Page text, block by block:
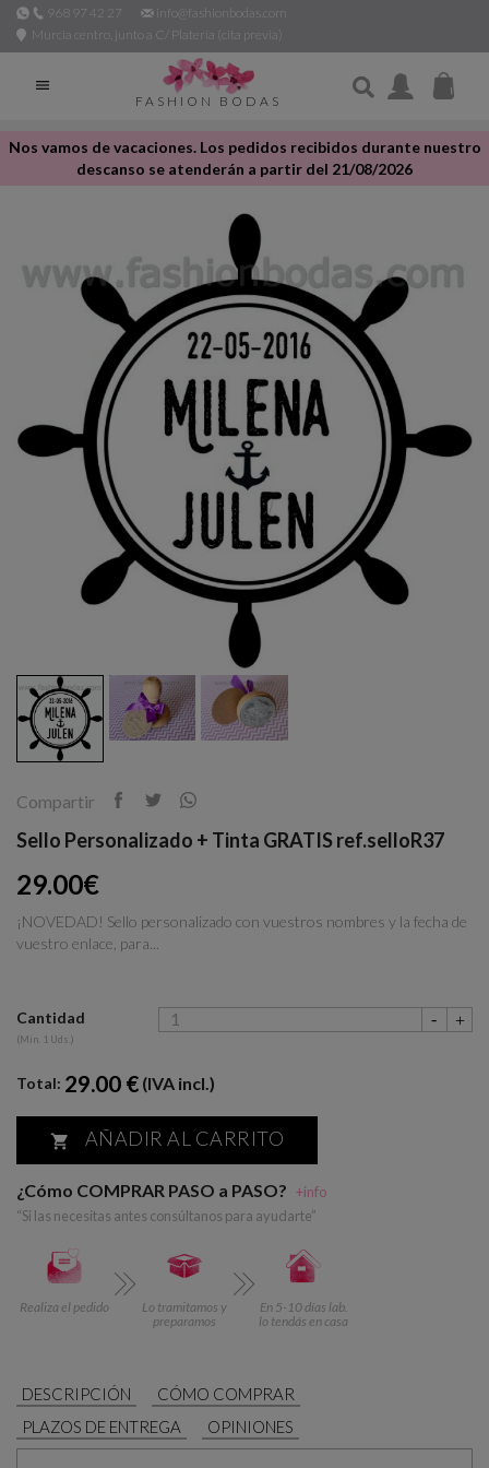
968 97 42 27
info@fashionbodas.com
Murcia centro, junto a C/ Platería (cita previa)

FASHION BODAS
Nos vamos de vacaciones. Los pedidos recibidos durante nuestro
descanso se atenderán a partir del 21/08/2026
Compartir
Sello Personalizado + Tinta GRATIS ref.selloR37
29.00€
¡NOVEDAD! Sello personalizado con vuestros nombres y la fecha de
vuestro enlace, para...
Cantidad
(Min. 1 Uds.)
Total: 29.00 € (IVA incl.)
 AÑADIR AL CARRITO
¿Cómo COMPRAR PASO a PASO? +info
“Si las necesitas antes consúltanos para ayudarte”
Realiza el pedido
Lo tramitamos y
preparamos
En 5-10 días lab.
lo tendás en casa
DESCRIPCIÓN
CÓMO COMPRAR
PLAZOS DE ENTREGA
OPINIONES